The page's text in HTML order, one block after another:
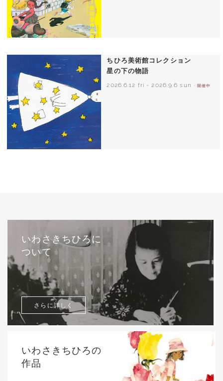
ちひろ美術館コレクション
星の下の物語
2026.6.12 fri -2026.9.6 sun - 開催中
いわさきちひろに
ついて
さらに詳しく
いわさきちひろの
作品